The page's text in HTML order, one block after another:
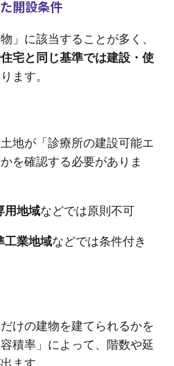
開設条件
」に該当することが多く、
宅と同じ基準では建設・使
ます。
地が「診療所の建設可能エ
を確認する必要がありま
用地域などでは原則不可
工業地域などでは条件付き
けの建物を建てられるかを
積率」によって、階数や延
ます。